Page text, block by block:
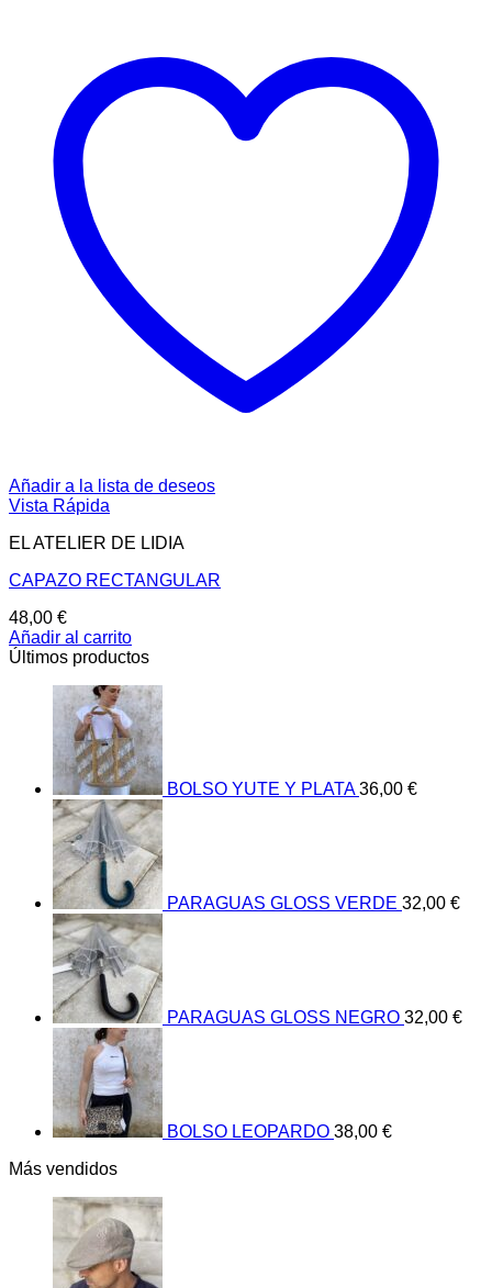
Añadir a la lista de deseos
Vista Rápida
EL ATELIER DE LIDIA
CAPAZO RECTANGULAR
48,00 €
Añadir al carrito
Últimos productos
BOLSO YUTE Y PLATA 36,00 €
PARAGUAS GLOSS VERDE 32,00 €
PARAGUAS GLOSS NEGRO 32,00 €
BOLSO LEOPARDO 38,00 €
Más vendidos